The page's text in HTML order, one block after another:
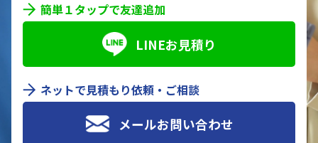
簡単１タップで友達追加
LINEお見積り
ネットで見積もり依頼・ご相談
メールお問い合わせ